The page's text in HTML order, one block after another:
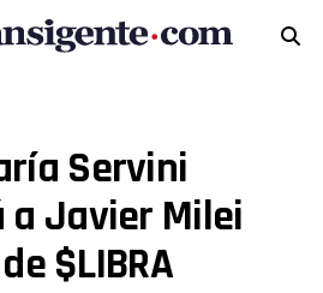
Servini
Javier Milei
$LIBRA